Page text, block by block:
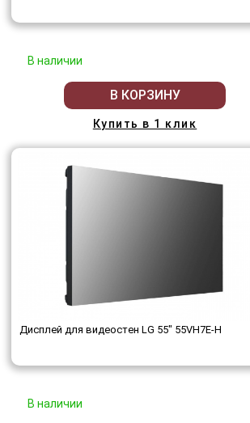
В наличии
В КОРЗИНУ
Купить в 1 клик
Дисплей для видеостен LG 55" 55VH7E-H
В наличии